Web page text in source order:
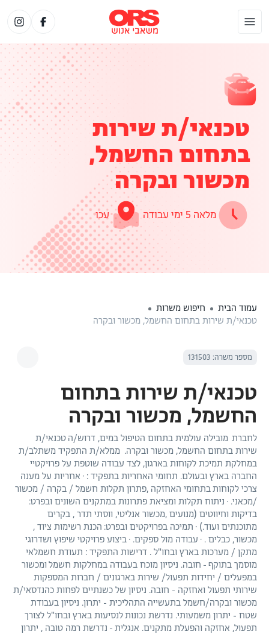
טכנאי/ת שירות
בתחום החשמל,
מכשור ובקרה
מלאה 5 ימי עבודה עכו
עמוד הבית
חיפוש משרות
טכנאי/ת שירות בתחום החשמל, מכשור ובקרה
מספר משרה: 131503
טכנאי/ת שירות בתחום
החשמל, מכשור ובקרה
לחברת מובילה עולמית בתחום הטיפול במים, דרוש/ה טכנאי/ת
שירות בתחום החשמל, מכשור ובקרה. ממלא/ת התפקיד משתלב/ת
במחלקת תמיכת לקוחות בארגון, לצד עבודה שוטפת על פרויקטיי
החברה בארץ ובעולם. תחומי האחריות בתפקיד : · אחריות על מענה
צרכי לקוחות בתחומי האחזקה ,פתרון תקלות חשמל / בקרה / מכשור
/מכאני. · ניתוח תקלות ומציאת פתרונות במתקנים השונים ובפרט:
בדיקות וחיווטים (מנועים ,מכשור אנליטי, ווסתי תדר , בקרים
מתוכנתים ועוד.) · תמיכה בפרויקטים ובפרט: הכנת רשימות ציוד ,
מכשור, כבלים . · עבודה מול ספקים. · ביצוע פרויקטי שיפוץ ושדרוגי
מתקן / מערכות בארץ ובחו"ל . דרישות התפקיד : תעודת חשמלאי
מוסמך בתוקף - חובה. ניסיון מוכח בעבודה במחלקות חשמל ומכשור
במפעלים / יחידות תפעול/ שירות בארגונים / חברות המספקות
שירותי תפעול ואחזקה - חובה. ניסיון של כשנתיים לפחות כהנדסאי/ת
מכשור ובקרה/חשמל בתעשייה התהליכית - יתרון. ניסיון בעבודת
שטח - יתרון משמעותי. נדרשת נכונות לנסיעות בארץ ובחו"ל לצורך
תפעול, אחזקה והפעלת מתקנים. אנגלית - נדרשת רמה טובה , יתרון